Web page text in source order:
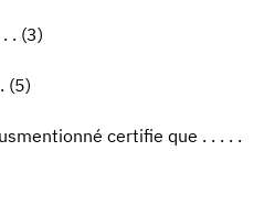
. (3)
(5)
certifie que . . . . .